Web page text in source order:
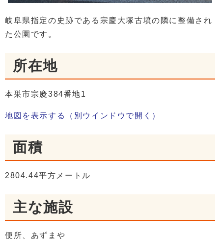
岐阜県指定の史跡である宗慶大塚古墳の隣に整備され
た公園です。
所在地
本巣市宗慶384番地1
地図を表示する （別ウインドウで開く）
面積
2804.44平方メートル
主な施設
便所、あずまや